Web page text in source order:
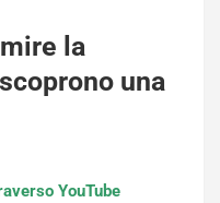
la
una
YouTube